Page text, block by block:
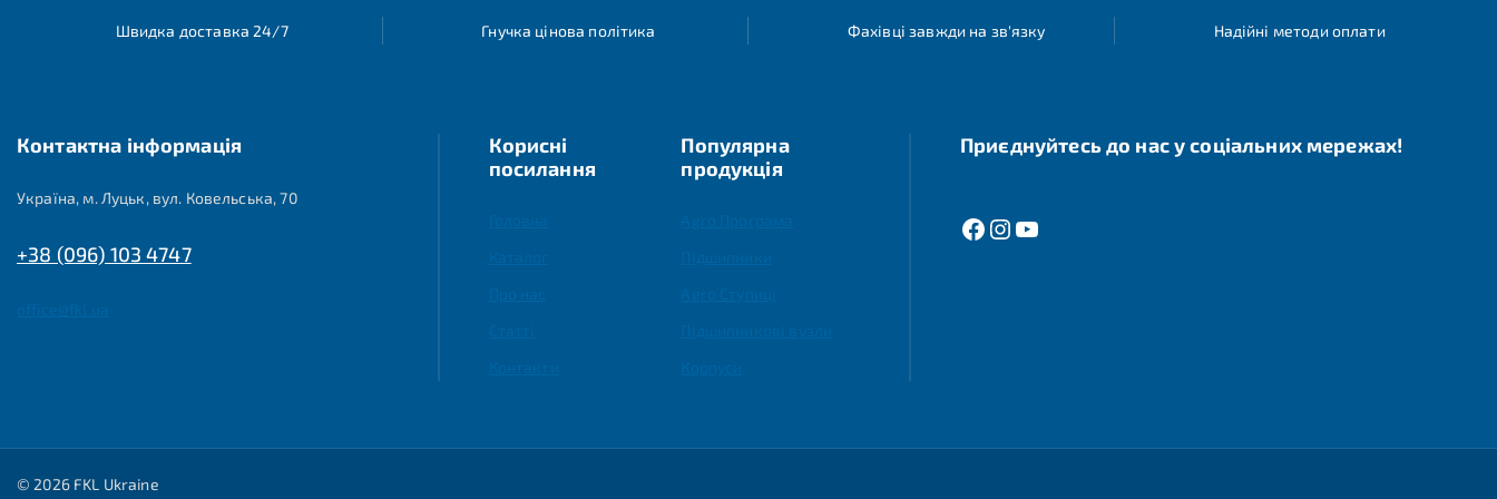
Швидка доставка 24/7 Гнучка цінова політика Фахівці завжди на зв'язку Надійні методи оплати
Контактна інформація
Україна, м. Луцьк, вул. Ковельська, 70
+38 (096) 103 4747
Корисні
посилання
Популярна
продукція
Приєднуйтесь до нас у соціальних мережах!
© 2026 FKL Ukraine